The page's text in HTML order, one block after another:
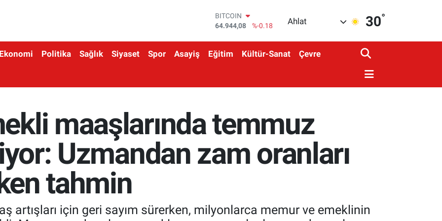
DOLAR
47,7436
%0.18
STERLİN
BITCOIN
64.944,08
%-0.18
Ahlat 30°
Ekonomi Politika Sağlık Siyaset Spor Asayiş Eğitim Kültür-Sanat Çevre
maaşlarında temmuz
Uzmandan zam oranları
tahmin
artışları için geri sayım sürerken, milyonlarca memur ve emeklinin